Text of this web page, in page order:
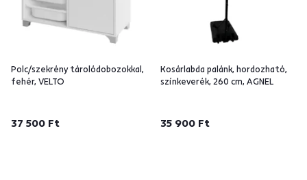
Polc/szekrény tárolódobozokkal,
fehér, VELTO
37 500 Ft
Kosárlabda palánk, hordozható,
színkeverék, 260 cm, AGNEL
35 900 Ft